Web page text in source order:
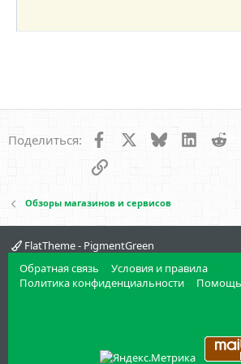
Поделиться: Facebook Bluesky
Ссылка
Обзоры магазинов и сервисов
FlatTheme - PigmentGreen
Обратная связь
Условия и правила
Политика конфиденциальности
Помощь